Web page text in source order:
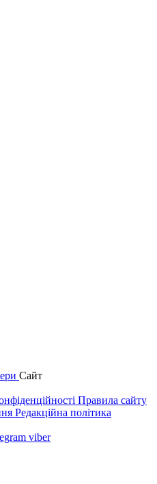
Сайт
Правила сайту
Редакційна політика
viber